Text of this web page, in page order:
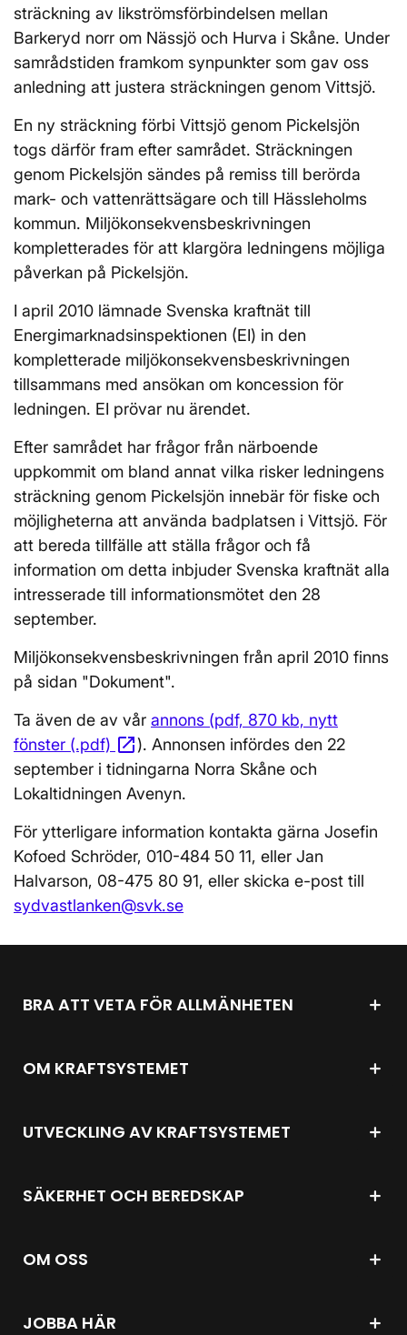
sträckning av likströmsförbindelsen mellan
Barkeryd norr om Nässjö och Hurva i Skåne. Under
samrådstiden framkom synpunkter som gav oss
anledning att justera sträckningen genom Vittsjö.
En ny sträckning förbi Vittsjö genom Pickelsjön
togs därför fram efter samrådet. Sträckningen
genom Pickelsjön sändes på remiss till berörda
mark- och vattenrättsägare och till Hässleholms
kommun. Miljökonsekvensbeskrivningen
kompletterades för att klargöra ledningens möjliga
påverkan på Pickelsjön.
I april 2010 lämnade Svenska kraftnät till
Energimarknadsinspektionen (EI) in den
kompletterade miljökonsekvensbeskrivningen
tillsammans med ansökan om koncession för
ledningen. EI prövar nu ärendet.
Efter samrådet har frågor från närboende
uppkommit om bland annat vilka risker ledningens
sträckning genom Pickelsjön innebär för fiske och
möjligheterna att använda badplatsen i Vittsjö. För
att bereda tillfälle att ställa frågor och få
information om detta inbjuder Svenska kraftnät alla
intresserade till informationsmötet den 28
september.
Miljökonsekvensbeskrivningen från april 2010 finns
på sidan "Dokument".
Ta även de av vår annons (pdf, 870 kb, nytt
fönster (.pdf) open_in_newÖppnas i nytt fönster
). Annonsen infördes den 22
september i tidningarna Norra Skåne och
Lokaltidningen Avenyn.
För ytterligare information kontakta gärna Josefin
Kofoed Schröder, 010-484 50 11, eller Jan
Halvarson, 08-475 80 91, eller skicka e-post till
sydvastlanken@svk.se
BRA ATT VETA FÖR ALLMÄNHETEN
OM KRAFTSYSTEMET
UTVECKLING AV KRAFTSYSTEMET
SÄKERHET OCH BEREDSKAP
OM OSS
JOBBA HÄR